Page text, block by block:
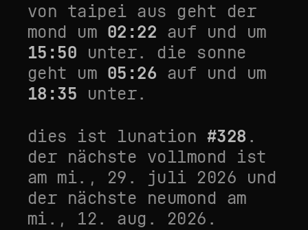
von taipei aus geht der
mond um 02:22 auf und um
15:50 unter. die sonne
geht um 05:26 auf und um
18:35 unter.
dies ist lunation #328 .
der nächste vollmond ist
am mi., 29. juli 2026 und
der nächste neumond am
mi., 12. aug. 2026 .